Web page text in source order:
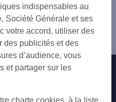
COURBET
Nous contacter
SG
indispensables au
Société Générale et ses
votre accord, utiliser des
des publicités et des
d’audience, vous
et partager sur les
charte cookies, à la liste